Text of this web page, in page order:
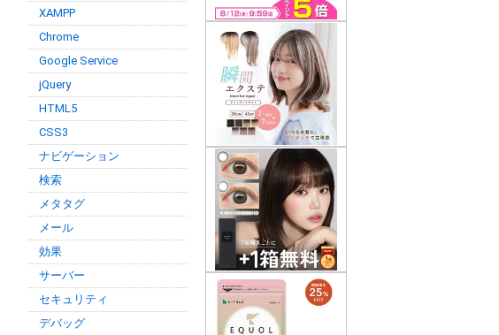
XAMPP
Chrome
Google Service
jQuery
HTML5
CSS3
ナビゲーション
検索
メタタグ
メール
効果
サーバー
セキュリティ
デバッグ